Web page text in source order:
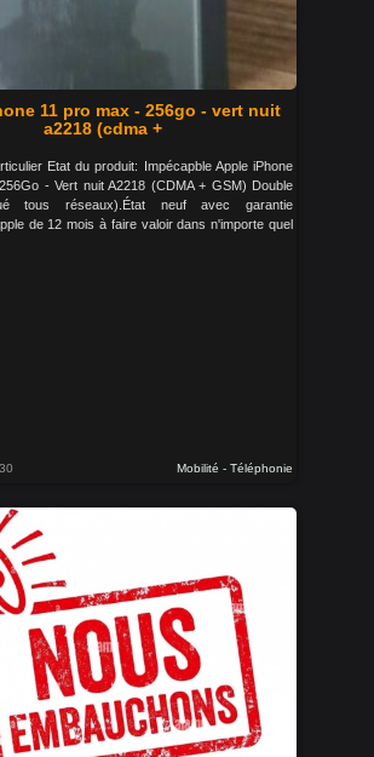
11 pro max - 256go - vert nuit
a2218 (cdma +
Etat du produit: Impécapble Apple iPhone
- Vert nuit A2218 (CDMA + GSM) Double
tous réseaux).État neuf avec garantie
de 12 mois à faire valoir dans n'importe quel
Mobilité - Téléphonie